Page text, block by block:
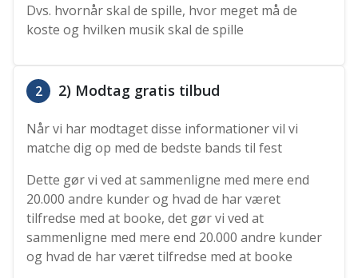
Dvs. hvornår skal de spille, hvor meget må de
koste og hvilken musik skal de spille
2 2) Modtag gratis tilbud
Når vi har modtaget disse informationer vil vi
matche dig op med de bedste bands til fest
Dette gør vi ved at sammenligne med mere end
20.000 andre kunder og hvad de har været
tilfredse med at booke, det gør vi ved at
sammenligne med mere end 20.000 andre kunder
og hvad de har været tilfredse med at booke